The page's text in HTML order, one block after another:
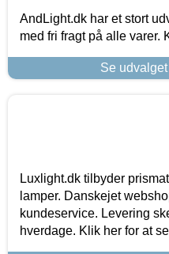
AndLight.dk har et stort
med fri fragt på alle varer.
Se
Luxlight.dk tilbyder
lamper. Danskejet
kundeservice. Levering
hverdage. Klik her for at